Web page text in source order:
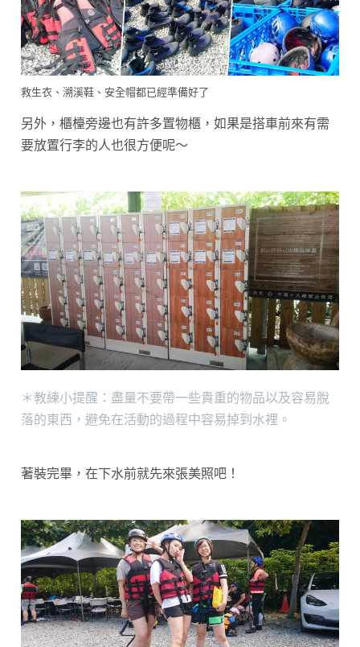
救生衣、溯溪鞋、安全帽都已經準備好了
另外，櫃檯旁邊也有許多置物櫃，如果是搭車前來有需
要放置行李的人也很方便呢～
＊教練小提醒：盡量不要帶一些貴重的物品以及容易脫
落的東西，避免在活動的過程中容易掉到水裡。
著裝完畢，在下水前就先來張美照吧！